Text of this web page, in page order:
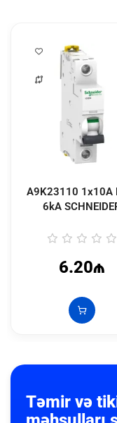
A9K23110 1x10A
6kA
6.20₼
Təmir və